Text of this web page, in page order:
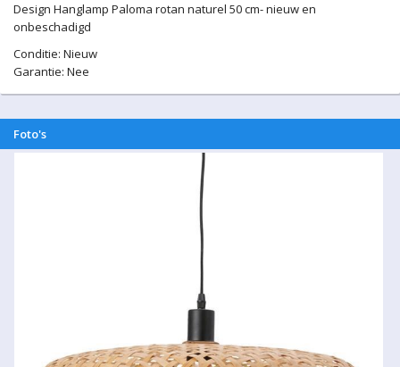
Design Hanglamp Paloma rotan naturel 50 cm- nieuw en
onbeschadigd
Conditie: Nieuw
Garantie: Nee
Foto's